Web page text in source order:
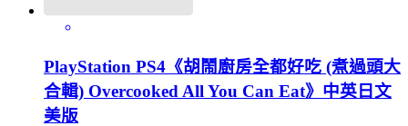
PlayStation PS4《胡鬧廚房全都好吃 (煮過頭大
合輯) Overcooked All You Can Eat》中英日文
美版